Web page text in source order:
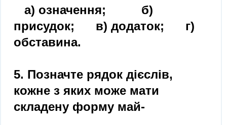
а) означення; б)
присудок; в) додаток; г)
обставина.
5. Позначте рядок дієслів,
кожне з яких може мати
складену форму май-